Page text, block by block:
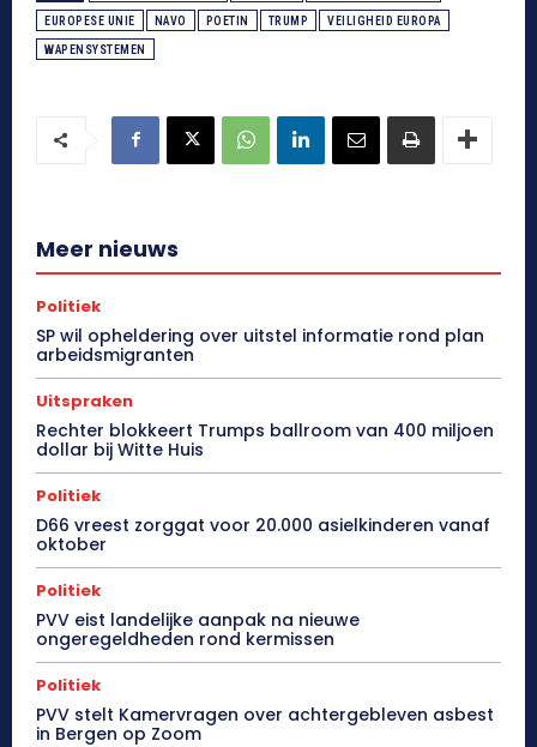
EUROPESE UNIE NAVO POETIN TRUMP VEILIGHEID EUROPA
WAPENSYSTEMEN
Meer nieuws
Politiek
SP wil opheldering over uitstel informatie rond plan
arbeidsmigranten
Uitspraken
Rechter blokkeert Trumps ballroom van 400 miljoen
dollar bij Witte Huis
Politiek
D66 vreest zorggat voor 20.000 asielkinderen vanaf
oktober
Politiek
PVV eist landelijke aanpak na nieuwe
ongeregeldheden rond kermissen
Politiek
PVV stelt Kamervragen over achtergebleven asbest
in Bergen op Zoom